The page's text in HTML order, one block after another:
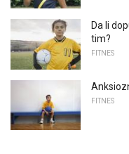
Da li
tim?
FITNES
FITNES